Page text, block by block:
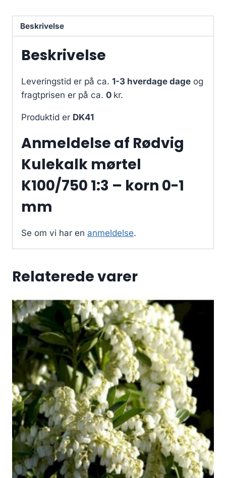
Beskrivelse
Beskrivelse
Leveringstid er på ca. 1-3 hverdage dage og
fragtprisen er på ca. 0 kr.
Produktid er DK41
Anmeldelse af Rødvig
Kulekalk mørtel
K100/750 1:3 – korn 0-1
mm
Se om vi har en anmeldelse.
Relaterede varer